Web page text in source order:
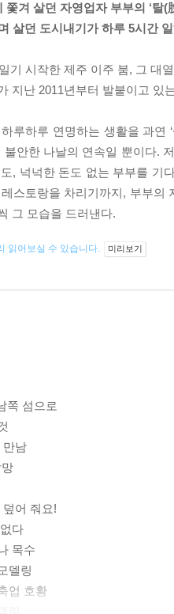
쫓겨 살던 자영업자 부부의 ‘탈(
살던 도시내기가 하루 5시간
기 시작한 제주 이주 붐, 그 대
지난 2011년부터 발붙이고 있
루하루 연명하는 생활을 과연
불안한 나날의 연속일 뿐이다.
, 넉넉한 돈도 없는 부부를 기
스토랑을 차리기까지, 부부
그 모습을 드러낸다.
읽어보실 수 있습니다. 미리보기
쪽 섬으로
만남
망
어 줘요!
다
목수
델링
업 호황